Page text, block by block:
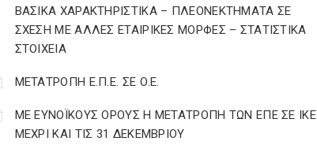
ΒΑΣΙΚΑ ΧΑΡΑΚΤΗΡΙΣΤΙΚΑ – ΠΛΕΟΝΕΚΤΗΜΑΤΑ ΣΕ
ΣΧΕΣΗ ΜΕ ΑΛΛΕΣ ΕΤΑΙΡΙΚΕΣ ΜΟΡΦΕΣ – ΣΤΑΤΙΣΤΙΚΑ
ΣΤΟΙΧΕΙΑ
ΜΕΤΑΤΡΟΠΗ Ε.Π.Ε. ΣΕ Ο.Ε.
ΜΕ ΕΥΝΟΪΚΟΥΣ ΟΡΟΥΣ Η ΜΕΤΑΤΡΟΠΗ ΤΩΝ ΕΠΕ ΣΕ ΙΚΕ
ΜΕΧΡΙ ΚΑΙ ΤΙΣ 31 ΔΕΚΕΜΒΡΙΟΥ